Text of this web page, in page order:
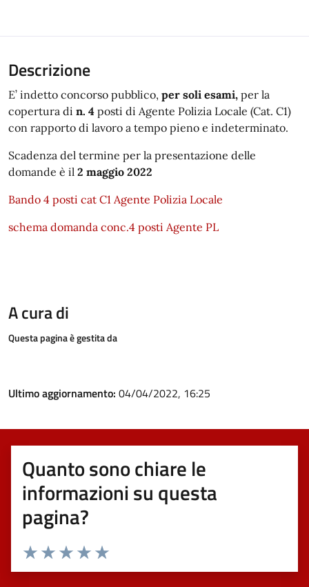
Descrizione
E’ indetto concorso pubblico, per soli esami, per la
copertura di n. 4 posti di Agente Polizia Locale (Cat. C1)
con rapporto di lavoro a tempo pieno e indeterminato.
Scadenza del termine per la presentazione delle
domande è il 2 maggio 2022
Bando 4 posti cat C1 Agente Polizia Locale
schema domanda conc.4 posti Agente PL
A cura di
Questa pagina è gestita da
Ultimo aggiornamento: 04/04/2022, 16:25
Quanto sono chiare le
informazioni su questa
pagina?
Valuta 5 stelle su 5
Valuta 4 stelle su 5
Valuta 3 stelle su 5
Valuta 2 stelle su 5
Valuta 1 stelle su 5